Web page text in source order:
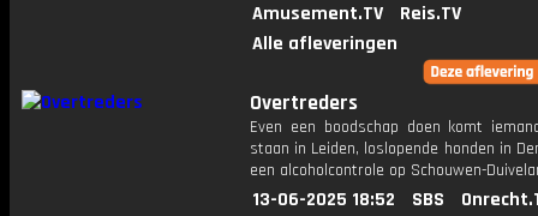
Amusement.TV
Reis.TV
Alle afleveringen
Overtreders
Even een boodschap doen komt
staan in Leiden, loslopende honden in
een alcoholcontrole op Schouwen-
13-06-2025 18:52 SBS